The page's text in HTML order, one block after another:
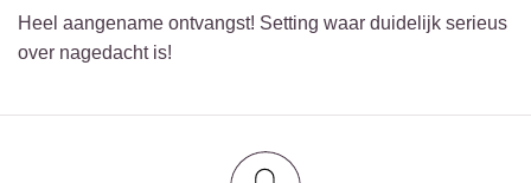
Heel aangename ontvangst! Setting waar duidelijk serieus
over nagedacht is!